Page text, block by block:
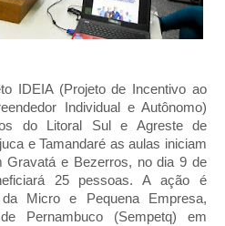
IDEIA (Projeto de Incentivo ao
Individual e Autônomo)
do Litoral Sul e Agreste de
e Tamandaré as aulas iniciam
Gravatá e Bezerros, no dia 9 de
25 pessoas. A ação é
Micro e Pequena Empresa,
Pernambuco (Sempetq) em